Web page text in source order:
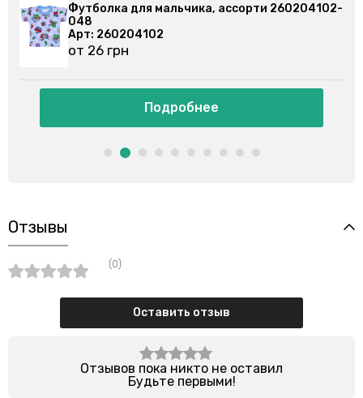
Футболка для мальчика, ассорти 260204102-
048
Арт: 260204102
от 26 грн
Подробнее
Отзывы
(0)
Оставить отзыв
Отзывов пока никто не оставил
Будьте первыми!